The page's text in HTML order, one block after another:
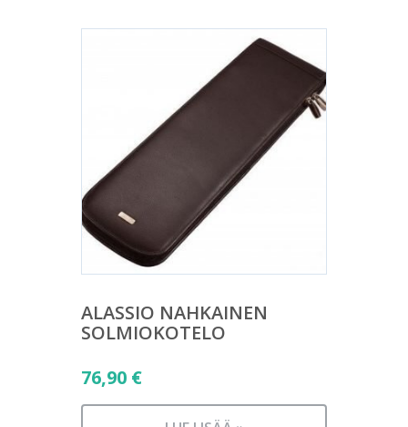
ALASSIO NAHKAINEN
SOLMIOKOTELO
76,90 €